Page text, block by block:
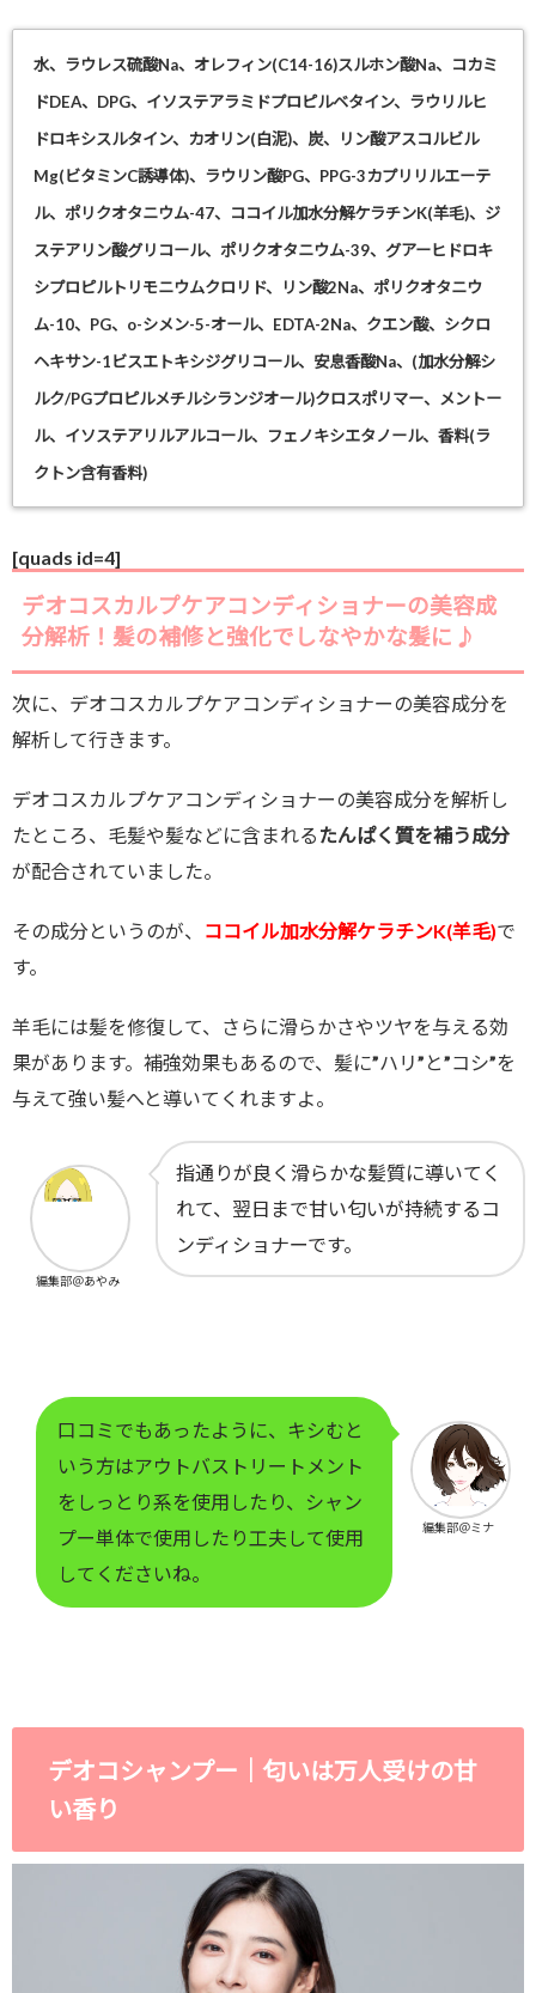
水、ラウレス硫酸Na、オレフィン(C14-16)スルホン酸Na、コカミ
ドDEA、DPG、イソステアラミドプロピルベタイン、ラウリルヒ
ドロキシスルタイン、カオリン(白泥)、炭、リン酸アスコルビル
Mg(ビタミンC誘導体)、ラウリン酸PG、PPG-3カプリリルエーテ
ル、ポリクオタニウム-47、ココイル加水分解ケラチンK(羊毛)、ジ
ステアリン酸グリコール、ポリクオタニウム-39、グアーヒドロキ
シプロピルトリモニウムクロリド、リン酸2Na、ポリクオタニウ
ム-10、PG、o-シメン-5-オール、EDTA-2Na、クエン酸、シクロ
ヘキサン-1ビスエトキシジグリコール、安息香酸Na、(加水分解シ
ルク/PGプロピルメチルシランジオール)クロスポリマー、メントー
ル、イソステアリルアルコール、フェノキシエタノール、香料(ラ
クトン含有香料)
[quads id=4]
デオコスカルプケアコンディショナーの美容成
分解析！髪の補修と強化でしなやかな髪に♪
次に、デオコスカルプケアコンディショナーの美容成分を
解析して行きます。
デオコスカルプケアコンディショナーの美容成分を解析し
たところ、毛髪や髪などに含まれる たんぱく質を補う成分
が配合されていました。
その成分というのが、 ココイル加水分解ケラチンK(羊毛)で
す。
羊毛には髪を修復して、さらに滑らかさやツヤを与える効
果があります。補強効果もあるので、髪に”ハリ”と”コシ”を
与えて強い髪へと導いてくれますよ。
指通りが良く滑らかな髪質に導いてく
れて、翌日まで甘い匂いが持続するコ
ンディショナーです。
編集部＠あやみ
口コミでもあったように、キシむと
いう方はアウトバストリートメント
をしっとり系を使用したり、シャン
プー単体で使用したり工夫して使用
してくださいね。
編集部＠ミナ
デオコシャンプー｜匂いは万人受けの甘
い香り